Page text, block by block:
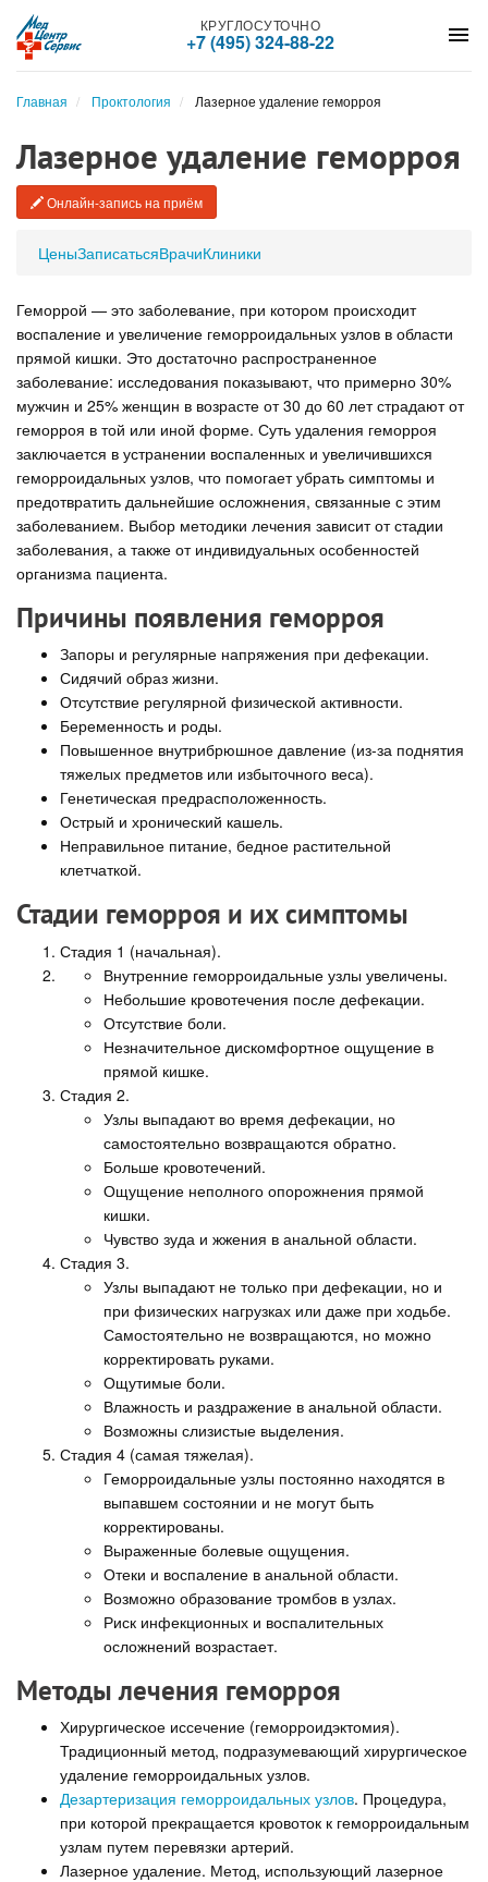
menu
КРУГЛОСУТОЧНО
+7 (495) 324-88-22
Главная Проктология Лазерное удаление геморроя
Лазерное удаление геморроя
Онлайн-запись на приём
ЦеныЗаписатьсяВрачиКлиники
Геморрой — это заболевание, при котором происходит
воспаление и увеличение геморроидальных узлов в области
прямой кишки. Это достаточно распространенное
заболевание: исследования показывают, что примерно 30%
мужчин и 25% женщин в возрасте от 30 до 60 лет страдают от
геморроя в той или иной форме. Суть удаления геморроя
заключается в устранении воспаленных и увеличившихся
геморроидальных узлов, что помогает убрать симптомы и
предотвратить дальнейшие осложнения, связанные с этим
заболеванием. Выбор методики лечения зависит от стадии
заболевания, а также от индивидуальных особенностей
организма пациента.
Причины появления геморроя
Запоры и регулярные напряжения при дефекации.
Сидячий образ жизни.
Отсутствие регулярной физической активности.
Беременность и роды.
Повышенное внутрибрюшное давление (из-за поднятия
тяжелых предметов или избыточного веса).
Генетическая предрасположенность.
Острый и хронический кашель.
Неправильное питание, бедное растительной
клетчаткой.
Стадии геморроя и их симптомы
Стадия 1 (начальная).
Внутренние геморроидальные узлы увеличены.
Небольшие кровотечения после дефекации.
Отсутствие боли.
Незначительное дискомфортное ощущение в
прямой кишке.
Стадия 2.
Узлы выпадают во время дефекации, но
самостоятельно возвращаются обратно.
Больше кровотечений.
Ощущение неполного опорожнения прямой
кишки.
Чувство зуда и жжения в анальной области.
Стадия 3.
Узлы выпадают не только при дефекации, но и
при физических нагрузках или даже при ходьбе.
Самостоятельно не возвращаются, но можно
корректировать руками.
Ощутимые боли.
Влажность и раздражение в анальной области.
Возможны слизистые выделения.
Стадия 4 (самая тяжелая).
Геморроидальные узлы постоянно находятся в
выпавшем состоянии и не могут быть
корректированы.
Выраженные болевые ощущения.
Отеки и воспаление в анальной области.
Возможно образование тромбов в узлах.
Риск инфекционных и воспалительных
осложнений возрастает.
Методы лечения геморроя
Хирургическое иссечение (геморроидэктомия).
Традиционный метод, подразумевающий хирургическое
удаление геморроидальных узлов.
Дезартеризация геморроидальных узлов. Процедура,
при которой прекращается кровоток к геморроидальным
узлам путем перевязки артерий.
Лазерное удаление. Метод, использующий лазерное